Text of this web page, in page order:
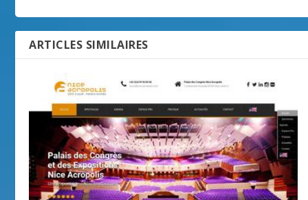
ARTICLES SIMILAIRES